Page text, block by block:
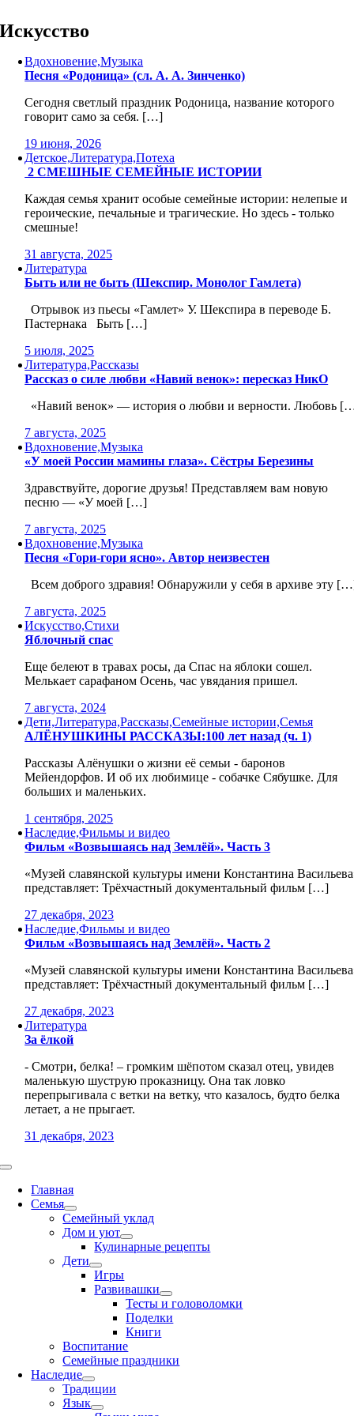
to
content
Искусство
Вдохновение,Музыка
Песня «Родоница» (сл. А. А. Зинченко)
Сегодня светлый праздник Родоница, название которого
говорит само за себя. […]
19 июня, 2026
Детское,Литература,Потеха
2 СМЕШНЫЕ СЕМЕЙНЫЕ ИСТОРИИ
Каждая семья хранит особые семейные истории: нелепые и
героические, печальные и трагические. Но здесь - только
смешные!
31 августа, 2025
Литература
Быть или не быть (Шекспир. Монолог Гамлета)
Отрывок из пьесы «Гамлет» У. Шекспира в переводе Б.
Пастернака Быть […]
5 июля, 2025
Литература,Рассказы
Рассказ о силе любви «Навий венок»: пересказ НикО
«Навий венок» — история о любви и верности. Любовь
7 августа, 2025
Вдохновение,Музыка
«У моей России мамины глаза». Сёстры Березины
Здравствуйте, дорогие друзья! Представляем вам новую
песню — «У моей […]
7 августа, 2025
Вдохновение,Музыка
Песня «Гори-гори ясно». Автор неизвестен
Всем доброго здравия! Обнаружили у себя в архиве эту
7 августа, 2025
Искусство,Стихи
Яблочный спас
Еще белеют в травах росы, да Спас на яблоки сошел.
Мелькает сарафаном Осень, час увядания пришел.
7 августа, 2024
Дети,Литература,Рассказы,Семейные истории,Семья
АЛЁНУШКИНЫ РАССКАЗЫ:100 лет назад (ч. 1)
Рассказы Алёнушки о жизни её семьи - баронов
Мейендорфов. И об их любимице - собачке Сябушке. Для
больших и маленьких.
1 сентября, 2025
Наследие,Фильмы и видео
Фильм «Возвышаясь над Землёй». Часть 3
«Музей славянской культуры имени Константина
представляет: Трёхчастный документальный фильм […]
27 декабря, 2023
Наследие,Фильмы и видео
Фильм «Возвышаясь над Землёй». Часть 2
«Музей славянской культуры имени Константина
представляет: Трёхчастный документальный фильм […]
27 декабря, 2023
Литература
За ёлкой
- Смотри, белка! – громким шёпотом сказал отец, увидев
маленькую шуструю проказницу. Она так ловко
перепрыгивала с ветки на ветку, что казалось, будто белка
летает, а не прыгает.
31 декабря, 2023
Toggle
NavigationГлавная
Семья
Семейный уклад
Дом и уют
Кулинарные рецепты
Дети
Игры
Развивашки
Тесты и головоломки
Поделки
Книги
Воспитание
Семейные праздники
Наследие
Традиции
Язык